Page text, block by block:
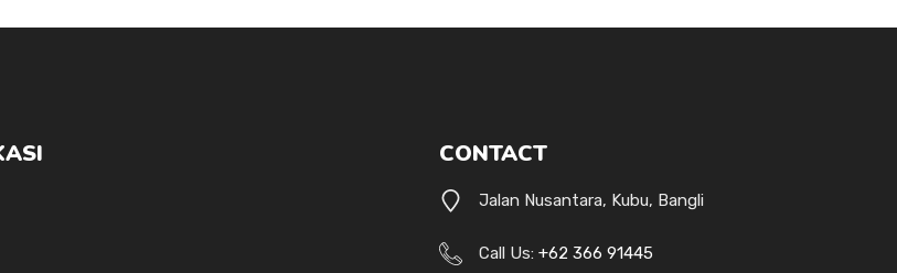
CONTACT
Jalan Nusantara, Kubu, Bangli
Call Us: +62 366 91445